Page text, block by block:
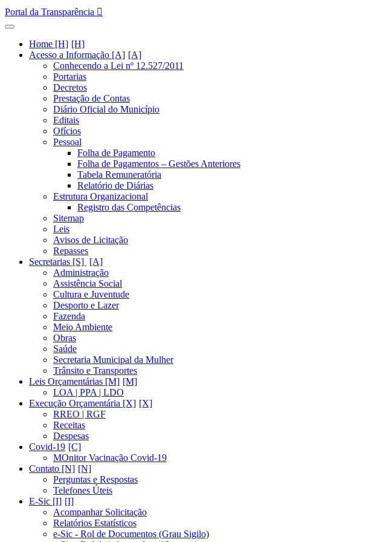
Portal da Transparência
Home [H]
Acesso a Informação [A]
Conhecendo a Lei nº 12.527/2011
Portarias
Decretos
Prestação de Contas
Diário Oficial do Município
Editais
Ofícios
Pessoal
Folha de Pagamento
Folha de Pagamentos – Gestões Anteriores
Tabela Remuneratória
Relatório de Diárias
Estrutura Organizacional
Registro das Competências
Sitemap
Leis
Avisos de Licitação
Repasses
Secretarias [S]
Administração
Assistência Social
Cultura e Juventude
Desporto e Lazer
Fazenda
Meio Ambiente
Obras
Saúde
Secretaria Municipal da Mulher
Trânsito e Transportes
Leis Orçamentárias [M]
LOA | PPA | LDO
Execução Orçamentária [X]
RREO | RGF
Receitas
Despesas
Covid-19
MOnitor Vacinação Covid-19
Contato [N]
Perguntas e Respostas
Telefones Úteis
E-Sic [I]
Acompanhar Solicitação
Relatórios Estatísticos
e-Sic - Rol de Documentos (Grau Sigilo)